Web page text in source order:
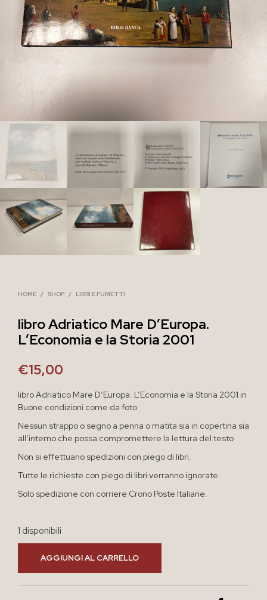
HOME / SHOP / LIBRI E FUMETTI
libro Adriatico Mare D’Europa.
L’Economia e la Storia 2001
€15,00
libro Adriatico Mare D’Europa. L’Economia e la Storia 2001 in
Buone condizioni come da foto
Nessun strappo o segno a penna o matita sia in copertina sia
all’interno che possa compromettere la lettura del testo
Non si effettuano spedizioni con piego di libri.
Tutte le richieste con piego di libri verranno ignorate.
Solo spedizione con corriere Crono Poste Italiane.
1 disponibili
AGGIUNGI AL CARRELLO